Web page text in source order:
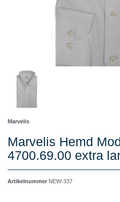
Marvelis
Marvelis Hemd
4700.69.00 extra
Artikelnummer NEW-337